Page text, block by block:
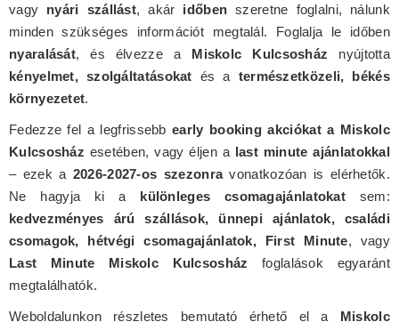
vagy nyári szállást, akár időben szeretne foglalni, nálunk
minden szükséges információt megtalál. Foglalja le időben
nyaralását, és élvezze a Miskolc Kulcsosház nyújtotta
kényelmet, szolgáltatásokat és a természetközeli, békés
környezetet.
Fedezze fel a legfrissebbearly booking akciókat a Miskolc
Kulcsosház esetében, vagy éljen a last minute ajánlatokkal
– ezek a 2026-2027-os szezonravonatkozóan is elérhetők.
Ne hagyja ki a különleges csomagajánlatokat sem:
kedvezményes árú szállások, ünnepi ajánlatok, családi
csomagok, hétvégi csomagajánlatok, First Minute, vagy
Last Minute Miskolc Kulcsosház foglalások egyaránt
megtalálhatók.
Weboldalunkon részletes bemutató érhető el a Miskolc